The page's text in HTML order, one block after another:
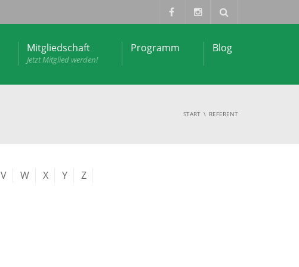
Mitgliedschaft
Jetzt Mitglied werden!
Programm Blog
START REFERENT
V W X Y Z